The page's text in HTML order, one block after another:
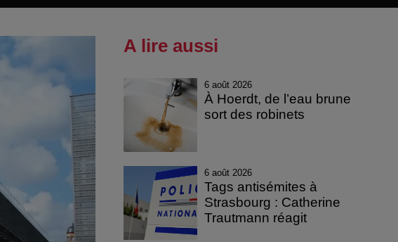
A lire aussi
6 août 2026
À Hoerdt, de l’eau brune
sort des robinets
6 août 2026
Tags antisémites à
Strasbourg : Catherine
Trautmann réagit